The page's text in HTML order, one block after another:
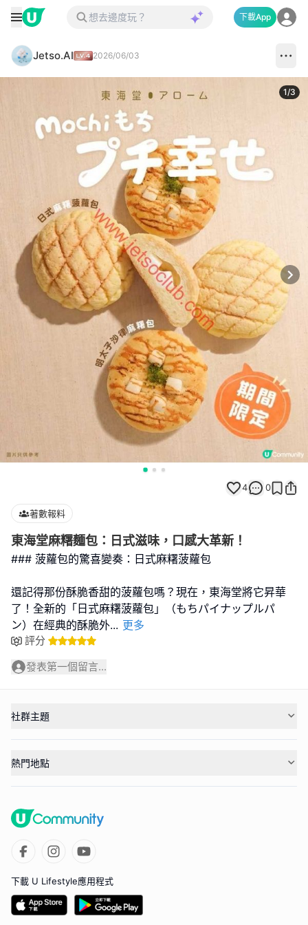
下載App
Jetso.AI 2026/06/03
1/3
4 0
著數報料
東海堂麻糬麵包：日式滋味，口感大革新！
### 菠蘿包的驚喜變奏：日式麻糬菠蘿包
還記得那份酥脆香甜的菠蘿包嗎？現在，東海堂將它昇華
了！全新的「日式麻糬菠蘿包」（もちパイナップルパ
ン）在經典的酥脆外... 更多
評分
發表第一個留言...
社群主題
熱門地點
下載 U Lifestyle應用程式